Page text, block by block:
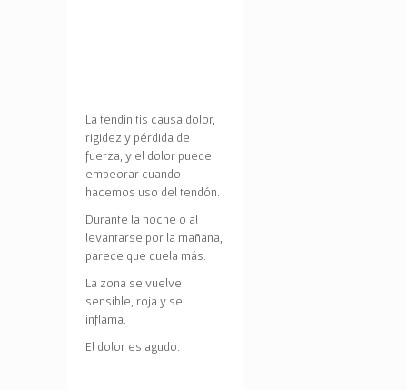
La tendinitis causa dolor,
rigidez y pérdida de
fuerza, y el dolor puede
empeorar cuando
hacemos uso del tendón.
Durante la noche o al
levantarse por la mañana,
parece que duela más.
La zona se vuelve
sensible, roja y se
inflama.
El dolor es agudo.